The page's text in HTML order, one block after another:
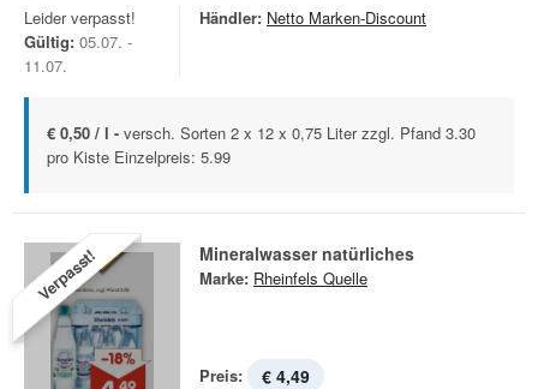
Leider verpasst!
Gültig: 05.07. -
11.07.
Händler: Netto Marken-Discount
€ 0,50 / l - versch. Sorten 2 x 12 x 0,75 Liter zzgl. Pfand 3.30
pro Kiste Einzelpreis: 5.99
Verpasst! Mineralwasser natürliches
Marke: Rheinfels Quelle
Preis: € 4,49